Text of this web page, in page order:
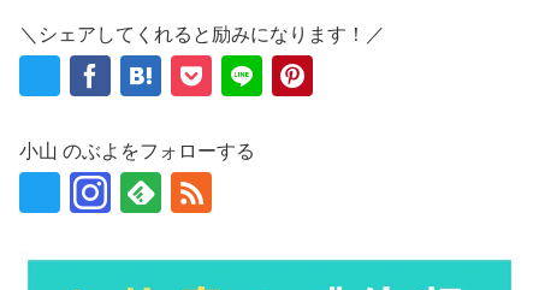
＼シェアしてくれると励みになります！／
小山 のぶよをフォローする